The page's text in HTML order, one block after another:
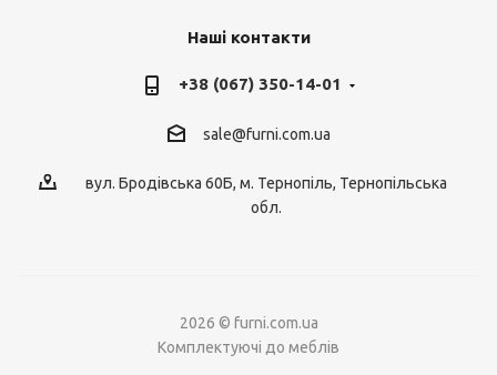
Наші контакти
+38 (067) 350-14-01
sale@furni.com.ua
вул. Бродівська 60Б, м. Тернопіль, Тернопільська
обл.
2026 © furni.com.ua
Комплектуючі до меблів